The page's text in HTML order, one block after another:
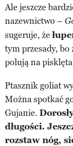
Ale jeszcze
nazewnictwo –
sugeruje, że
tym przesady, bo
polują na
Ptasznik goliat
Można spotkać
Gujanie.
długości.
rozstaw nóg,